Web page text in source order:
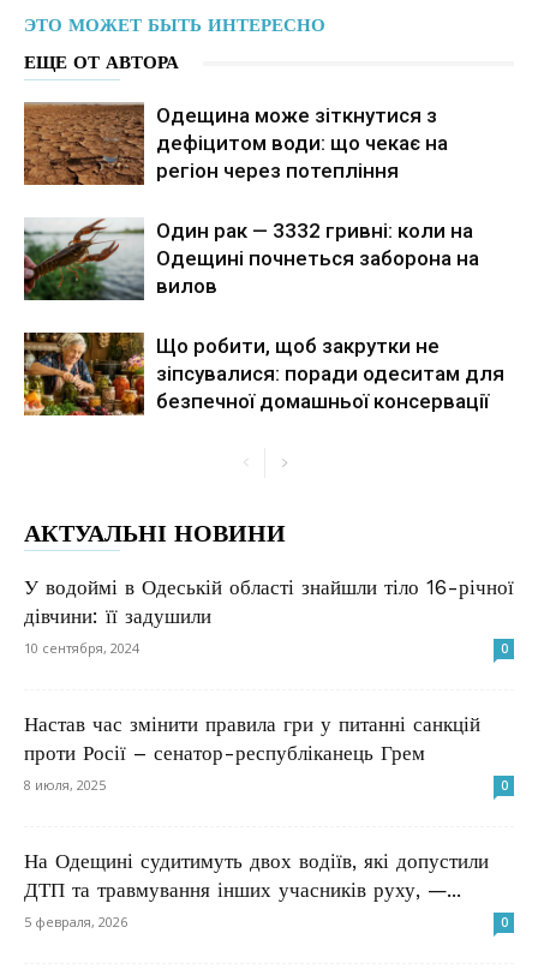
ЭТО МОЖЕТ БЫТЬ ИНТЕРЕСНО
ЕЩЕ ОТ АВТОРА
Одещина може зіткнутися з
дефіцитом води: що чекає на
регіон через потепління
Один рак — 3332 гривні: коли на
Одещині почнеться заборона на
вилов
Що робити, щоб закрутки не
зіпсувалися: поради одеситам для
безпечної домашньої консервації
АКТУАЛЬНІ НОВИНИ
У водоймі в Одеській області знайшли тіло 16-річної
дівчини: її задушили
10 сентября, 2024 0
Настав час змінити правила гри у питанні санкцій
проти Росії – сенатор-республіканець Грем
8 июля, 2025 0
На Одещині судитимуть двох водіїв, які допустили
ДТП та травмування інших учасників руху, —...
5 февраля, 2026 0